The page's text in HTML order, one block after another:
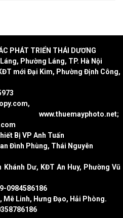
PHÁT TRIỂN THÁI DƯƠNG
Phường Láng, TP. Hà Nội
mới Đại Kim, Phường Định Công,
Bị VP Anh Tuấn
Đình Phùng, Thái Nguyên
Dư, KĐT An Huy, Phường Vũ
0984586186
Mê Linh, Hưng Đạo, Hải Phòng.